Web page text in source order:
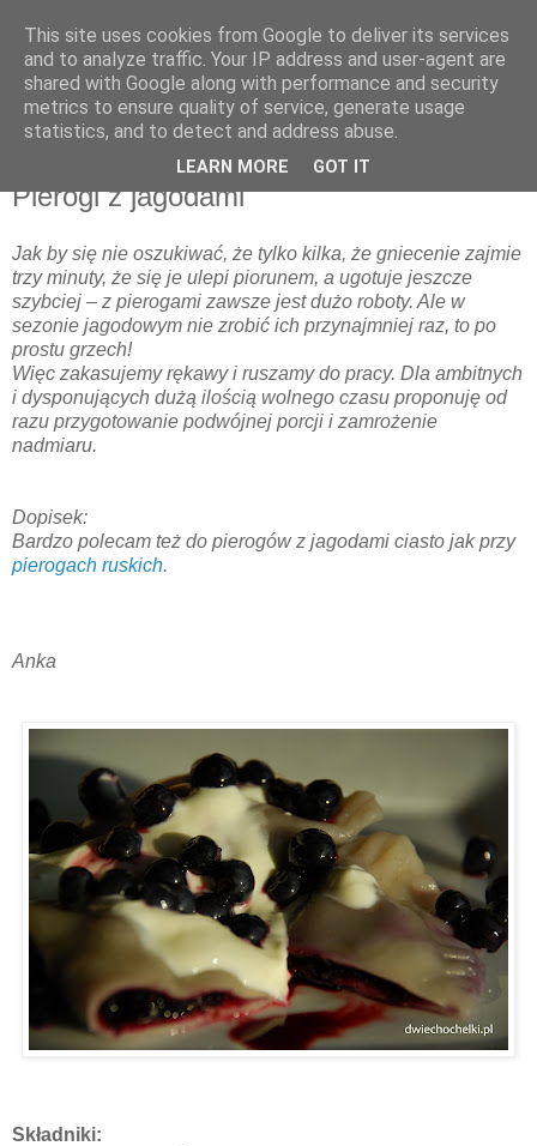
niedziela, 15 listopada 2009
Pierogi z jagodami
Jak by się nie oszukiwać, że tylko kilka, że gniecenie zajmie
trzy minuty, że się je ulepi piorunem, a ugotuje jeszcze
szybciej – z pierogami zawsze jest dużo roboty. Ale w
sezonie jagodowym nie zrobić ich przynajmniej raz, to po
prostu grzech!
Więc zakasujemy rękawy i ruszamy do pracy. Dla ambitnych
i dysponujących dużą ilością wolnego czasu proponuję od
razu przygotowanie podwójnej porcji i zamrożenie
nadmiaru.
Dopisek:
Bardzo polecam też do pierogów z jagodami ciasto jak przy
pierogach ruskich.
Anka
Składniki:
This site uses cookies from Google to deliver its services
and to analyze traffic. Your IP address and user-agent are
shared with Google along with performance and security
metrics to ensure quality of service, generate usage
statistics, and to detect and address abuse.
LEARN MORE GOT IT